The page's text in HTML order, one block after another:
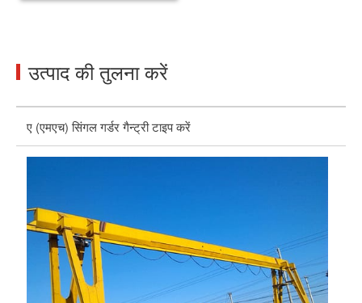
उत्पाद की तुलना करें
ए (एमएच) सिंगल गर्डर गैन्ट्री टाइप करें